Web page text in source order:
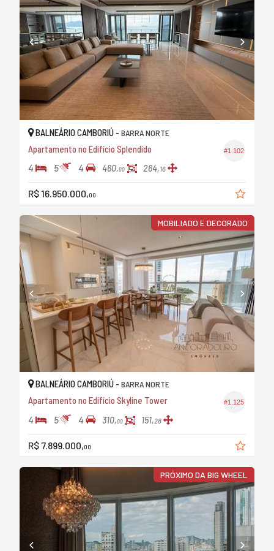
#1.102
BALNEÁRIO CAMBORIÚ - BARRA NORTE
Apartamento no Edifício Splendido
4 5 4 460,00 264,16
R$ 16.950.000,00
MOBILIADO E DECORADO
#1.125
BALNEÁRIO CAMBORIÚ - BARRA NORTE
Apartamento no Edifício Skyline Tower
4 5 4 310,00 151,28
R$ 7.899.000,00
PRÓXIMO DA BIG WHEEL